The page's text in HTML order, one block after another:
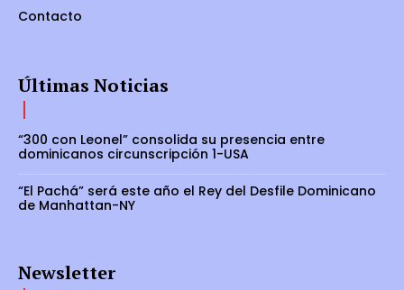
Contacto
Últimas Noticias
“300 con Leonel” consolida su presencia entre
dominicanos circunscripción 1-USA
“El Pachá” será este año el Rey del Desfile Dominicano
de Manhattan-NY
Newsletter